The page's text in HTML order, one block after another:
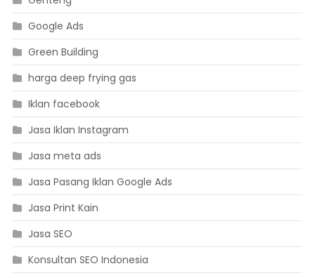
Google Ads
Green Building
harga deep frying gas
Iklan facebook
Jasa Iklan Instagram
Jasa meta ads
Jasa Pasang Iklan Google Ads
Jasa Print Kain
Jasa SEO
Konsultan SEO Indonesia